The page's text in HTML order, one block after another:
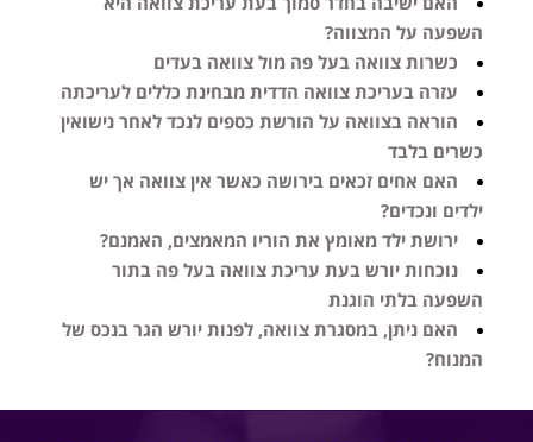
השפעה על המצווה?
כשרות צוואה בעל פה מול צוואה בעדים
עזרה בעריכת צוואה הדדית מבחינת כללים לעריכתה
הוראה בצוואה על הורשת כספים לנכד לאחר נישואין
כשרים בלבד
האם אחים זכאים בירושה כאשר אין צוואה אך יש
ילדים ונכדים?
ירושת ילד מאומץ את הוריו המאמצים, האמנם?
נוכחות יורש בעת עריכת צוואה בעל פה בתור
השפעה בלתי הוגנת
האם ניתן, במסגרת צוואה, לפנות יורש הגר בנכס של
המנוח?